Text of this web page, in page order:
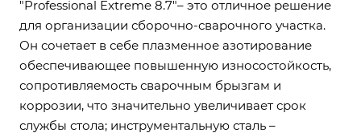
"Professional Extreme 8.7"– это отличное решение
для организации сборочно-сварочного участка.
Он сочетает в себе плазменное азотирование
обеспечивающее повышенную износостойкость,
сопротивляемость сварочным брызгам и
коррозии, что значительно увеличивает срок
службы стола; инструментальную сталь –